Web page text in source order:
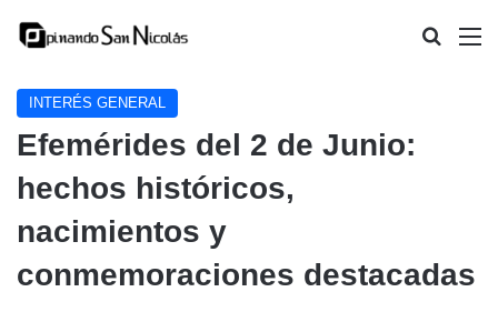
Buscar
INTERÉS GENERAL
Efemérides del 2 de Junio:
hechos históricos,
nacimientos y
conmemoraciones destacadas